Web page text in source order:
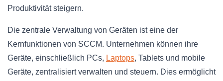
Produktivität steigern.
Die zentrale Verwaltung von Geräten ist eine der
Kernfunktionen von SCCM. Unternehmen können ihre
Geräte, einschließlich PCs, Laptops, Tablets und mobile
Geräte, zentralisiert verwalten und steuern. Dies ermöglicht